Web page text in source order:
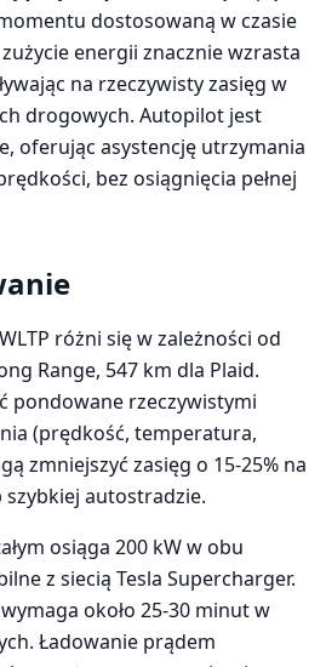
dostosowaną w czasie
energii znacznie wzrasta
na rzeczywisty zasięg w
drogowych. Autopilot jest
oferując asystencję utrzymania
bez osiągnięcia pełnej
różni się w zależności od
Range, 547 km dla Plaid.
pondowane rzeczywistymi
(prędkość, temperatura,
zmniejszyć zasięg o 15-25% na
autostradzie.
osiąga 200 kW w obu
z siecią Tesla Supercharger.
około 25-30 minut w
Ładowanie prądem